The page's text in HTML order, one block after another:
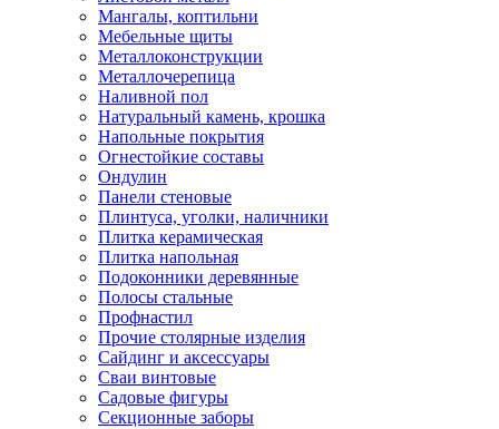
Мангалы, коптильни
Мебельные щиты
Металлоконструкции
Металлочерепица
Наливной пол
Натуральный камень, крошка
Напольные покрытия
Огнестойкие составы
Ондулин
Панели стеновые
Плинтуса, уголки, наличники
Плитка керамическая
Плитка напольная
Подоконники деревянные
Полосы стальные
Профнастил
Прочие столярные изделия
Сайдинг и аксессуары
Сваи винтовые
Садовые фигуры
Секционные заборы